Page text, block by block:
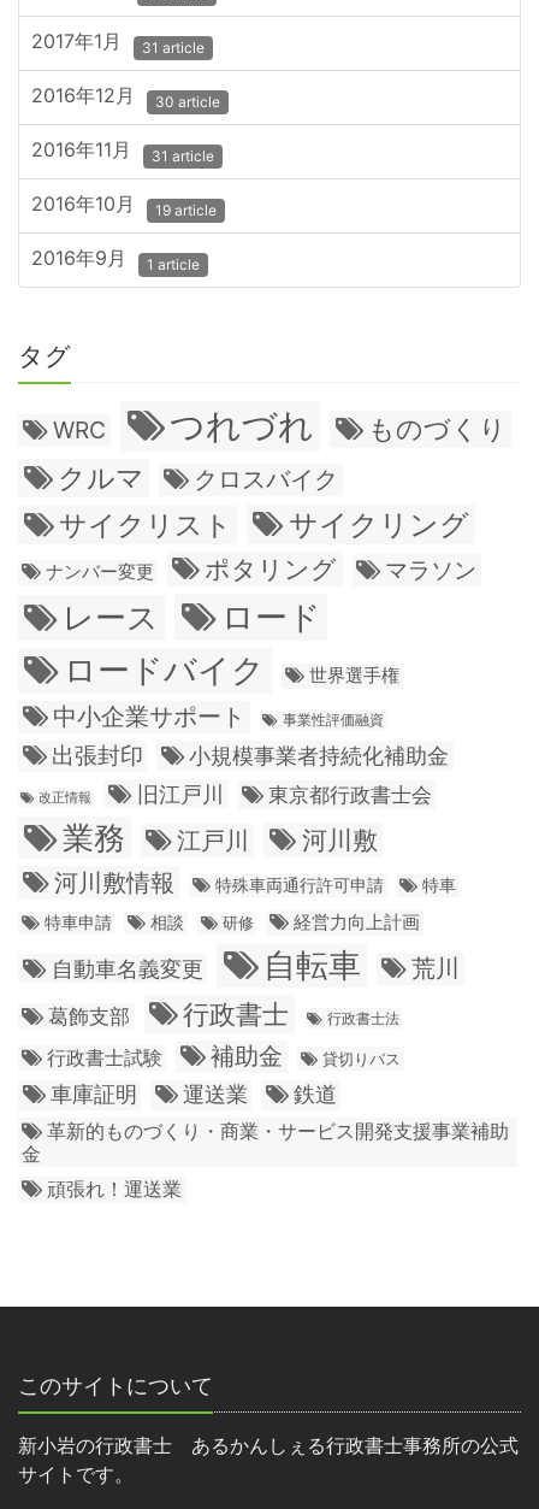
2017年1月 31 article
2016年12月 30 article
2016年11月 31 article
2016年10月 19 article
2016年9月 1 article
タグ
WRC つれづれ ものづくり
クルマ クロスバイク
サイクリスト サイクリング
ナンバー変更 ポタリング マラソン
レース
ロード
ロードバイク
世界選手権
中小企業サポート 事業性評価融資
出張封印 小規模事業者持続化補助金
改正情報 旧江戸川 東京都行政書士会
業務 江戸川
河川敷
河川敷情報
特殊車両通行許可申請
特車
特車申請
相談 研修 経営力向上計画
自動車名義変更 自転車 荒川
葛飾支部 行政書士 行政書士法
行政書士試験 補助金 貸切りバス
車庫証明 運送業 鉄道
革新的ものづくり・商業・サービス開発支援事業補助
金
頑張れ！運送業
このサイトについて
新小岩の行政書士 あるかんしぇる行政書士事務所の公式
サイトです。